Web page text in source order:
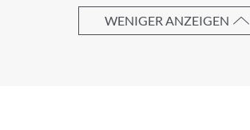
WENIGER ANZEIGEN